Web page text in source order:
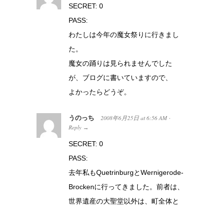
SECRET: 0
PASS:
わたしは今年の魔女祭りに行きまし
た。
魔女の踊りは見られませんでした
が、ブログに書いていますので、
よかったらどうぞ。
うのっち 2008年6月25日 at 6:56 AM ·
Reply →
SECRET: 0
PASS:
去年私もQuetrinburgとWernigerode-
Brockenに行ってきました。前者は、
世界遺産の大聖堂以外は、町全体と